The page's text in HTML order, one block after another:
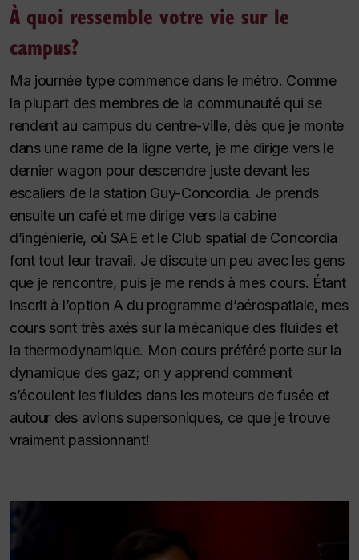
À quoi ressemble votre vie sur le
campus?
Ma journée type commence dans le métro. Comme
la plupart des membres de la communauté qui se
rendent au campus du centre-ville, dès que je monte
dans une rame de la ligne verte, je me dirige vers le
dernier wagon pour descendre juste devant les
escaliers de la station Guy-Concordia. Je prends
ensuite un café et me dirige vers la cabine
d’ingénierie, où SAE et le Club spatial de Concordia
font tout leur travail. Je discute un peu avec les gens
que je rencontre, puis je me rends à mes cours. Étant
inscrit à l’option A du programme d’aérospatiale, mes
cours sont très axés sur la mécanique des fluides et
la thermodynamique. Mon cours préféré porte sur la
dynamique des gaz; on y apprend comment
s’écoulent les fluides dans les moteurs de fusée et
autour des avions supersoniques, ce que je trouve
vraiment passionnant!